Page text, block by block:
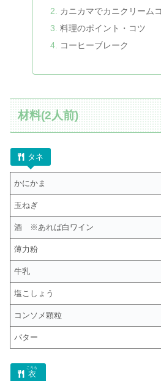
カニカマでカニクリー
料理のポイント・コツ
コーヒーブレーク
材料(2人前)
タネ
かにかま
玉ねぎ
酒 ※あれば白ワイン
薄力粉
牛乳
塩こしょう
コンソメ顆粒
バター
衣
ころも